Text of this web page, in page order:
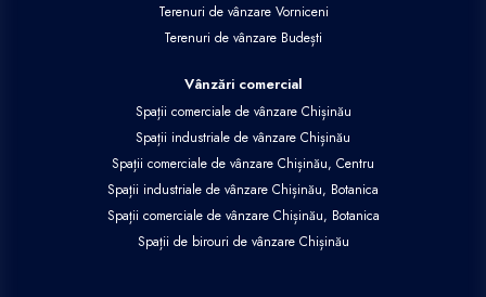
Terenuri de vânzare Vorniceni
Terenuri de vânzare Budești
Vânzări comercial
Spații comerciale de vânzare Chișinău
Spații industriale de vânzare Chișinău
Spații comerciale de vânzare Chișinău, Centru
Spații industriale de vânzare Chișinău, Botanica
Spații comerciale de vânzare Chișinău, Botanica
Spații de birouri de vânzare Chișinău